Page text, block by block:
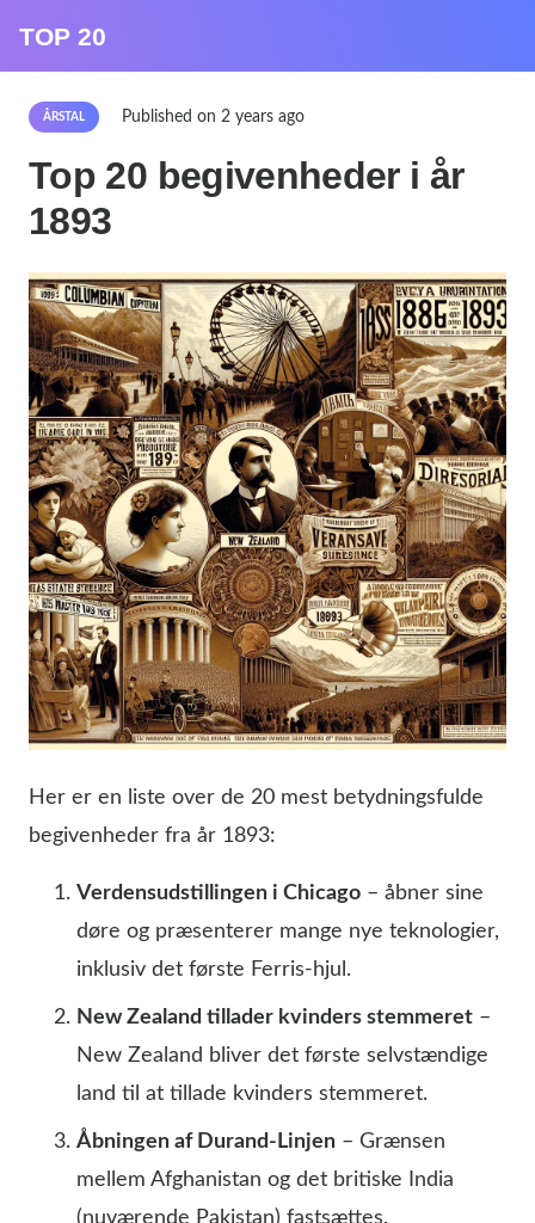
TOP 20
ÅRSTAL Published on2 years ago
Top 20 begivenheder i år
1893
Her er en liste over de 20 mest betydningsfulde
begivenheder fra år 1893:
Verdensudstillingen i Chicago – åbner sine
døre og præsenterer mange nye teknologier,
inklusiv det første Ferris-hjul.
New Zealand tillader kvinders stemmeret –
New Zealand bliver det første selvstændige
land til at tillade kvinders stemmeret.
Åbningen af Durand-Linjen – Grænsen
mellem Afghanistan og det britiske India
(nuværende Pakistan) fastsættes.